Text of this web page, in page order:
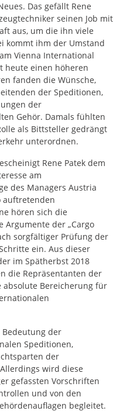
Das gefällt Rene
seinen Job mit
aus, um die ihn viele
kommt ihm der Umstand
Vienna International
heute einen höheren
fanden die Wünsche,
der Speditionen,
der
Gehör. Damals fühlten
als Bittsteller gedrängt
unterordnen.
Rene Patek dem
am
des Managers Austria
auftretenden
hören sich die
Argumente der „Cargo
sorgfältiger Prüfung der
ein. Aus dieser
im Spätherbst 2018
die Repräsentanten der
Bereicherung für
der
Speditionen,
der
wird diese
gefassten Vorschriften
und von den
begleitet.